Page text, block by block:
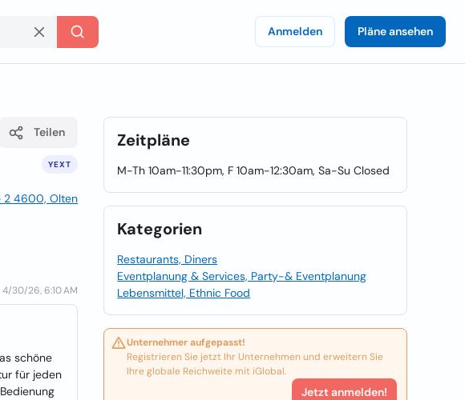
Anmelden Pläne ansehen
YEXT
Teilen
2 4600, Olten
30/26, 6:10 AM
schöne
für jeden
Zeitpläne
M-Th 10am-11:30pm, F 10am-12:30am, Sa-Su Closed
Kategorien
Restaurants, Diners
Eventplanung & Services, Party-& Eventplanung
Lebensmittel, Ethnic Food
Unternehmer aufgepasst!
Registrieren Sie jetzt Ihr Unternehmen und erweitern Sie
Ihre globale Reichweite mit iGlobal.
Jetzt anmelden!